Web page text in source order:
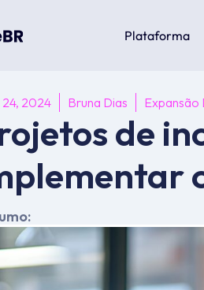
Plataforma
24, 2024 Bruna Dias Expansão
de